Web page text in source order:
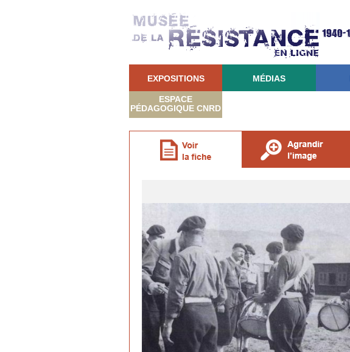
EXPOSITIONS MÉDIAS
ESPACE
PÉDAGOGIQUE CNRD